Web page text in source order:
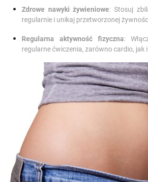
Zdrowe nawyki żywieniowe: Stosuj
regularnie i unikaj przetworzonej
Regularna aktywność fizyczna:
regularne ćwiczenia, zarówno cardio, jak i